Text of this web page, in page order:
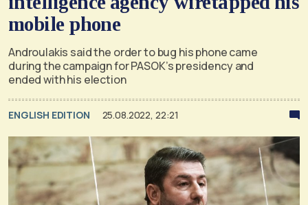
mobile phone
Androulakis said the order to bug his phone came
during the campaign for PASOK’s presidency and
ended with his election
ENGLISH EDITION 25.08.2022, 22:21